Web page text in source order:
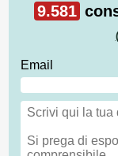
9.581
Email